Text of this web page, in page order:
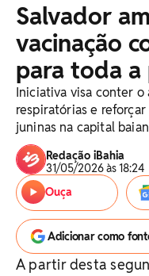
Salvador
vacinação
para toda
Iniciativa visa conter o
respiratórias e
juninas na capital
Redação iBahia
31/05/2026 às 18:24
Ouça
Adicionar como
A partir desta